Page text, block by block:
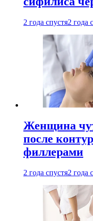
2 года спустя2 года
Женщина
после
филлерами
2 года спустя2 года